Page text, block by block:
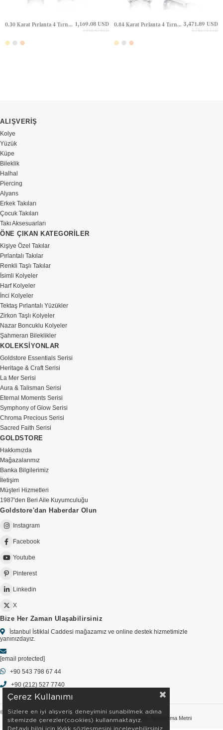
0.30 Karat Pırlanta 4 Tırnak Tektaş J Altın Küpe 1,169.08 USD
1,948.47 USD
0.84 Karat Pırlanta 4 Tırnak Tektaş J Altın Küpe 3,471.89 USD
5,786.48 USD
ALIŞVERİŞ
Kolye
Yüzük
Küpe
Bileklik
Halhal
Piercing
Alyans
Erkek Takıları
Çocuk Takıları
Takı Aksesuarları
ÖNE ÇIKAN KATEGORİLER
Kişiye Özel Takılar
Pırlantalı Takılar
Renkli Taşlı Takılar
İsimli Kolyeler
Harf Kolyeler
İnci Kolyeler
Tektaş Pırlantalı Yüzükler
Zirkon Taşlı Kolyeler
Nazar Boncuklu Kolyeler
Şahmeran Bileklikler
KOLEKSİYONLAR
Goldstore Essentials Serisi
Heritage & Craft Serisi
La Mer Serisi
Aura & Talisman Serisi
Eternal Moments Serisi
Symphony of Glow Serisi
Chroma Precious Serisi
Sacred Faith Serisi
GOLDSTORE
Hakkımızda
Mağazalarımız
Banka Bilgilerimiz
İletişim
Müşteri Hizmetleri
1987'den Beri Aile Kuyumculuğu
Goldstore'dan Haberdar Olun
Instagram
Facebook
Youtube
Pinterest
Linkedin
X
Bize Her Zaman Ulaşabilirsiniz
İstanbul İstiklal Caddesi mağazamız ve online destek hizmetimizle
yanınızdayız.
[email protected]
+90 543 798 67 44
+90 (212) 527 7740
© 2026 GOLDSTORE - Tüm Hakları Saklıdır.
Sözleşmeler
Gizlilik Politikası Kullanım Koşulları KVKK Aydınlatma Metni
Çerez Kullanımı
Sizlere en iyi alışveriş deneyimini sunabilmek adına
sitemizde çerezler(cookies) kullanmaktayız.
Detaylı bilgi için Kvkk sözleşmesini inceleyebilirsiniz.